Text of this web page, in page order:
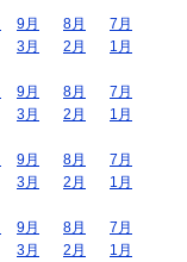
9月 8月
7月
3月 2月
1月
9月 8月
7月
3月 2月
1月
9月 8月
7月
3月 2月
1月
9月 8月
7月
3月 2月
1月